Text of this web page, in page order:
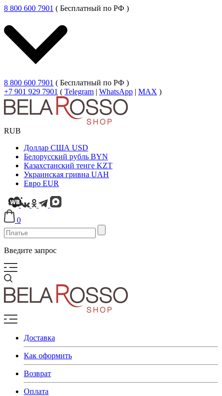
8 800 600 7901 ( Бесплатный по РФ )
8 800 600 7901 ( Бесплатный по РФ )
+7 901 929 7901 ( Telegram | WhatsApp | MAX )
RUB
Доллар США USD
Белорусский рубль BYN
Казахстанский тенге KZT
Украинская гривна UAH
Евро EUR
0
Введите запрос
Доставка
Как оформить
Возврат
Оплата